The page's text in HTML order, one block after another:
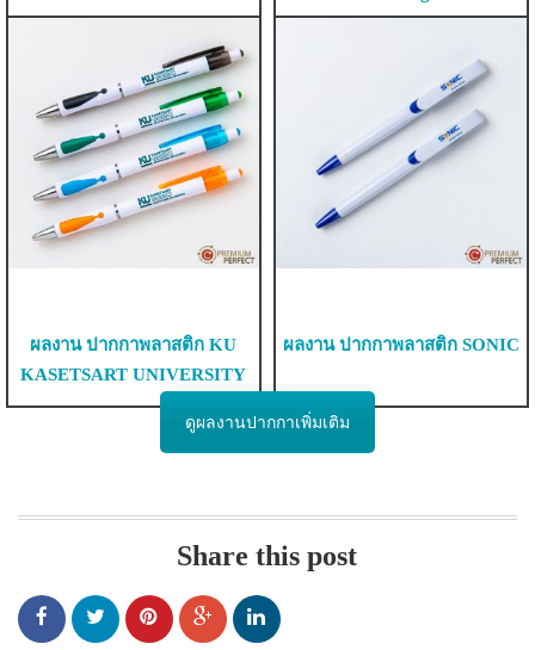
ผลงาน ปากกาพลาสติก KU
KASETSART UNIVERSITY
ผลงาน ปากกาพลาสติก SONIC
ดูผลงานปากกาเพิ่มเติม
Share this post